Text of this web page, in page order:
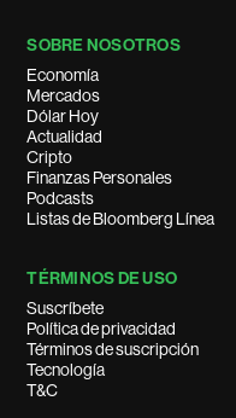
SOBRE NOSOTROS
Economía
Mercados
Dólar Hoy
Actualidad
Cripto
Finanzas Personales
Podcasts
Listas de Bloomberg Línea
TÉRMINOS DE USO
Suscríbete
Política de privacidad
Términos de suscripción
Tecnología
T&C